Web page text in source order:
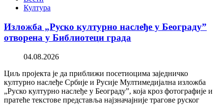
Култура
Изложба „Руско културно наслеђе у Београду”
отворена у Библиотеци града
04.08.2026
Циљ пројекта је да приближи посетиоцима заједничко
културно наслеђе Србије и Русије Мултимедијална изложба
„Руско културно наслеђе у Београду”, која кроз фотографије и
пратеће текстове представља најзначајније трагове руског